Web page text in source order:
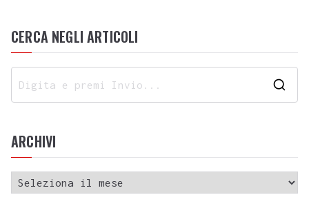
CERCA NEGLI ARTICOLI
ARCHIVI